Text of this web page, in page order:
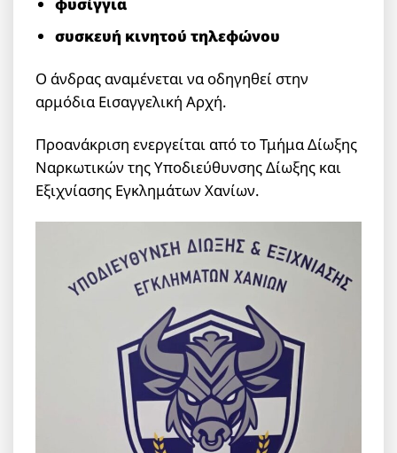
φυσίγγια
συσκευή κινητού τηλεφώνου
Ο άνδρας αναμένεται να οδηγηθεί στην
αρμόδια Εισαγγελική Αρχή.
Προανάκριση ενεργείται από το Τμήμα Δίωξης
Ναρκωτικών της Υποδιεύθυνσης Δίωξης και
Εξιχνίασης Εγκλημάτων Χανίων.